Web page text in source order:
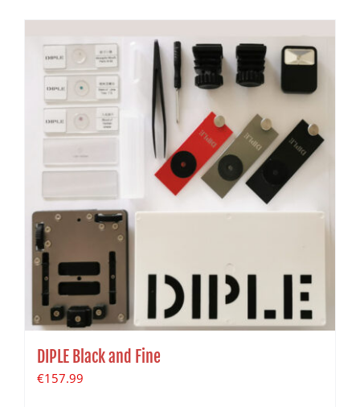
DIPLE Black and Fine
€157.99